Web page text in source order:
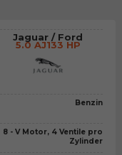
Jaguar / Ford
5.0 AJ133 HP
Benzin
8 - V Motor, 4 Ventile pro
Zylinder